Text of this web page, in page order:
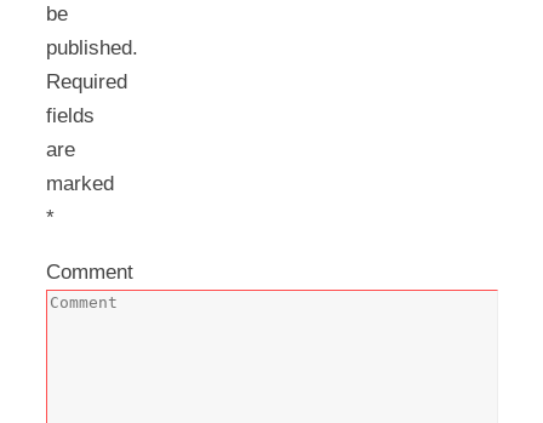
be
published.
Required
fields
are
marked
*
Comment